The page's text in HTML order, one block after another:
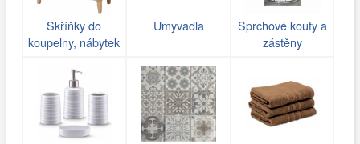
Skříňky do
koupelny, nábytek
Umyvadla
Sprchové kouty a
zástěny